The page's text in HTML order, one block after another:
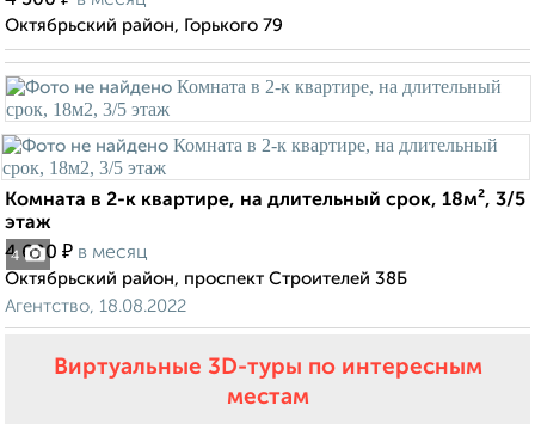
Октябрьский район, Горького 79
4
Комната в 2-к квартире, на длительный срок, 18м², 3/5
этаж
4 600 ₽ в месяц
Октябрьский район, проспект Строителей 38Б
Агентство, 18.08.2022
Виртуальные 3D-туры по интересным
местам